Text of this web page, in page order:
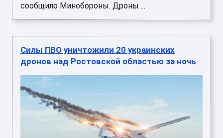
сообщило Минобороны. Дроны ...
Силы ПВО уничтожили 20 украинских
дронов над Ростовской областью за ночь